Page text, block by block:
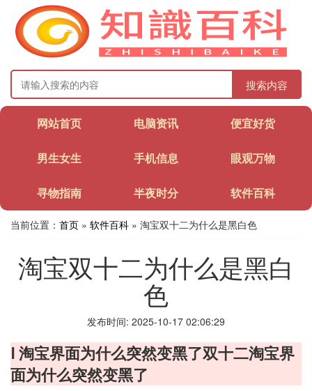
搜索内容
网站首页 电脑资讯 便宜好货
男生女生 手机信息 眼观万物
寻物指南 半夜时分 软件百科
当前位置： 首页 » 软件百科 » 淘宝双十二为什么是黑白色
淘宝双十二为什么是黑白
色
发布时间: 2025-10-17 02:06:29
Ⅰ 淘宝界面为什么突然变黑了双十二淘宝界
面为什么突然变黑了